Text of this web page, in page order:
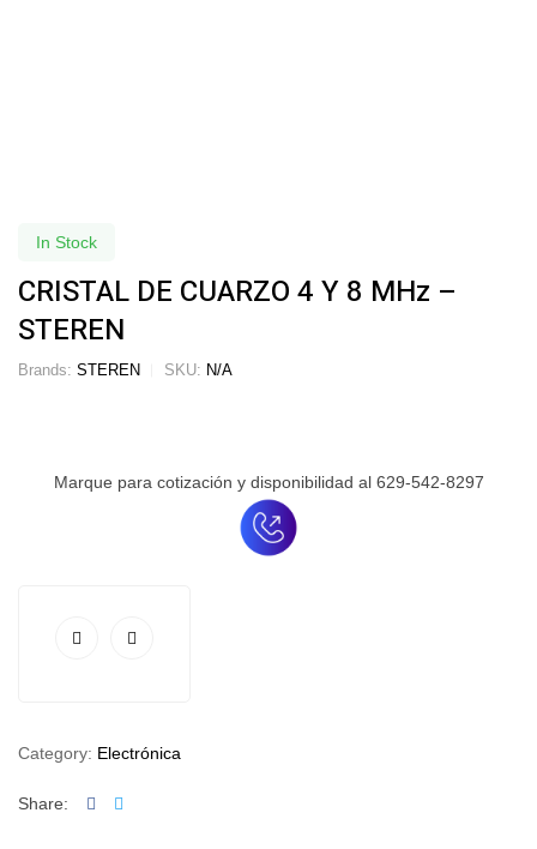
In Stock
CRISTAL DE CUARZO 4 Y 8 MHz –
STEREN
Brands: STEREN SKU: N/A
Marque para cotización y disponibilidad al 629-542-8297
Category: Electrónica
Share: Facebook